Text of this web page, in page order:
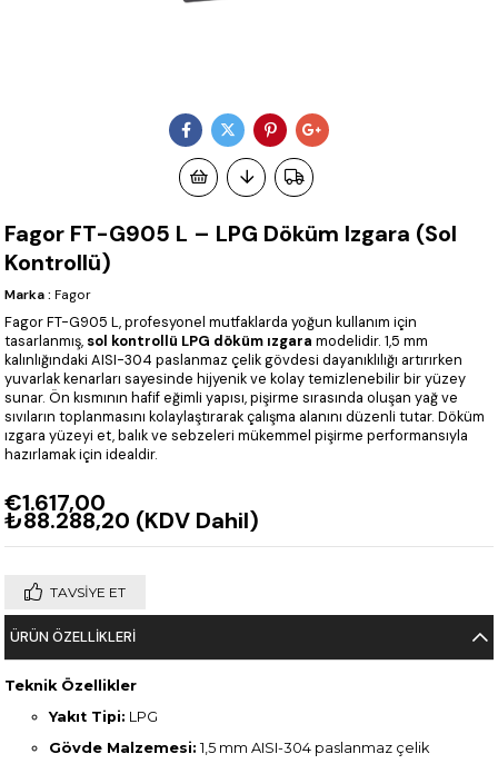
Fagor FT-G905 L – LPG Döküm Izgara (Sol
Kontrollü)
Marka : Fagor
Fagor FT-G905 L, profesyonel mutfaklarda yoğun kullanım için
tasarlanmış, sol kontrollü LPG döküm ızgara modelidir. 1,5 mm
kalınlığındaki AISI-304 paslanmaz çelik gövdesi dayanıklılığı artırırken
yuvarlak kenarları sayesinde hijyenik ve kolay temizlenebilir bir yüzey
sunar. Ön kısmının hafif eğimli yapısı, pişirme sırasında oluşan yağ ve
sıvıların toplanmasını kolaylaştırarak çalışma alanını düzenli tutar. Döküm
ızgara yüzeyi et, balık ve sebzeleri mükemmel pişirme performansıyla
hazırlamak için idealdir.
€1.617,00
₺88.288,20 (KDV Dahil)
TAVSIYE ET
ÜRÜN ÖZELLIKLERI
Teknik Özellikler
Yakıt Tipi: LPG
Gövde Malzemesi: 1,5 mm AISI-304 paslanmaz çelik